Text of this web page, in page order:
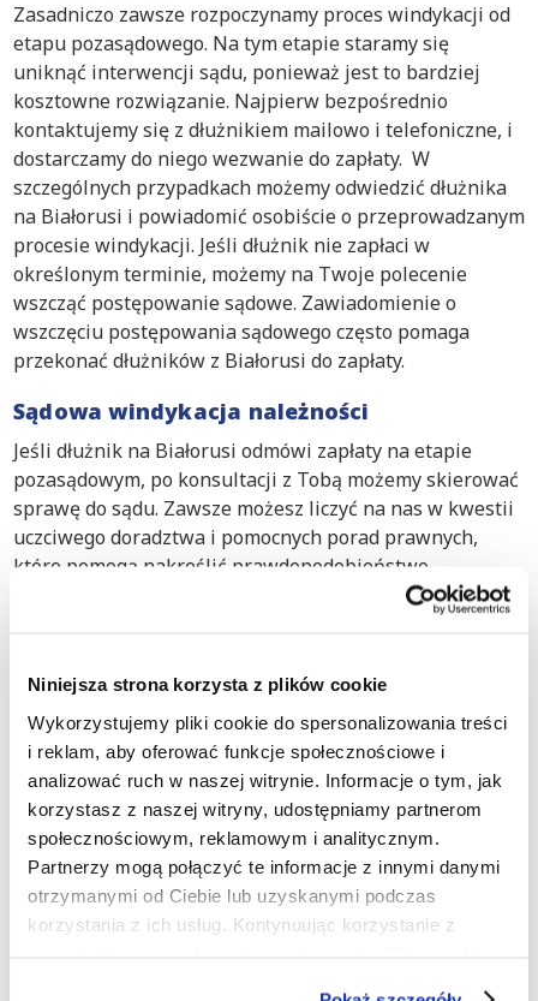
Niniejsza strona korzysta z plików cookie
Wykorzystujemy pliki cookie do spersonalizowania treści
i reklam, aby oferować funkcje społecznościowe i
analizować ruch w naszej witrynie. Informacje o tym, jak
korzystasz z naszej witryny, udostępniamy partnerom
społecznościowym, reklamowym i analitycznym.
Partnerzy mogą połączyć te informacje z innymi danymi
otrzymanymi od Ciebie lub uzyskanymi podczas
korzystania z ich usług. Kontynuując korzystanie z
Zasadniczo zawsze rozpoczynamy proces windykacji od
etapu pozasądowego. Na tym etapie staramy się
uniknąć interwencji sądu, ponieważ jest to bardziej
kosztowne rozwiązanie. Najpierw bezpośrednio
kontaktujemy się z dłużnikiem mailowo i telefoniczne, i
dostarczamy do niego wezwanie do zapłaty. W
szczególnych przypadkach możemy odwiedzić dłużnika
na Białorusi i powiadomić osobiście o przeprowadzanym
procesie windykacji. Jeśli dłużnik nie zapłaci w
określonym terminie, możemy na Twoje polecenie
wszcząć postępowanie sądowe. Zawiadomienie o
wszczęciu postępowania sądowego często pomaga
przekonać dłużników z Białorusi do zapłaty.
Sądowa windykacja należności
Jeśli dłużnik na Białorusi odmówi zapłaty na etapie
pozasądowym, po konsultacji z Tobą możemy skierować
sprawę do sądu. Zawsze możesz liczyć na nas w kwestii
uczciwego doradztwa i pomocnych porad prawnych,
które pomogą nakreślić prawdopodobieństwo
odzyskania Twoich należności. Poinformujemy Cię
również z wyprzedzeniem o potencjalnych kosztach
Europejskie procedury windykacyjne:
W przypadku bezspornego roszczenia między dwiema
stronami mającymi siedziby w państwach
członkowskich Unii Europejskiej (z wyjątkiem Danii)
możliwe jest wszczęcie Europejskiego Nakazu
Zapłaty. Prawnik przypisany do Twojej sprawy może
ocenić, czy tego rodzaju procedura jest odpowiednia
w Twoim przypadku.